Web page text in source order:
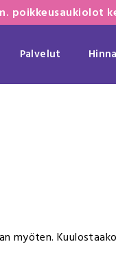
poikkeusaukiolot
Palvelut
myöten.